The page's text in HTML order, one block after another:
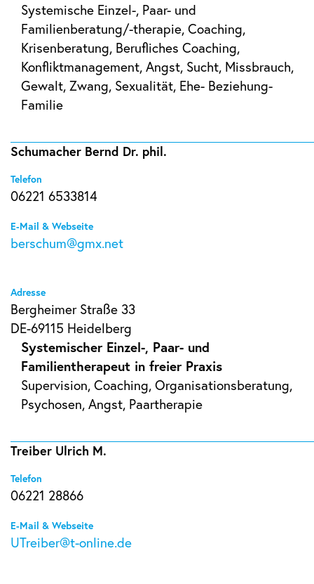
Systemische Einzel-, Paar- und
Familienberatung/-therapie, Coaching,
Krisenberatung, Berufliches Coaching,
Konfliktmanagement, Angst, Sucht, Missbrauch,
Gewalt, Zwang, Sexualität, Ehe- Beziehung-
Familie
Schumacher Bernd Dr. phil.
Telefon
06221 6533814
E-Mail & Webseite
berschum@gmx.net
Adresse
Bergheimer Straße 33
DE-69115 Heidelberg
Systemischer Einzel-, Paar- und
Familientherapeut in freier Praxis
Supervision, Coaching, Organisationsberatung,
Psychosen, Angst, Paartherapie
Treiber Ulrich M.
Telefon
06221 28866
E-Mail & Webseite
UTreiber@t-online.de